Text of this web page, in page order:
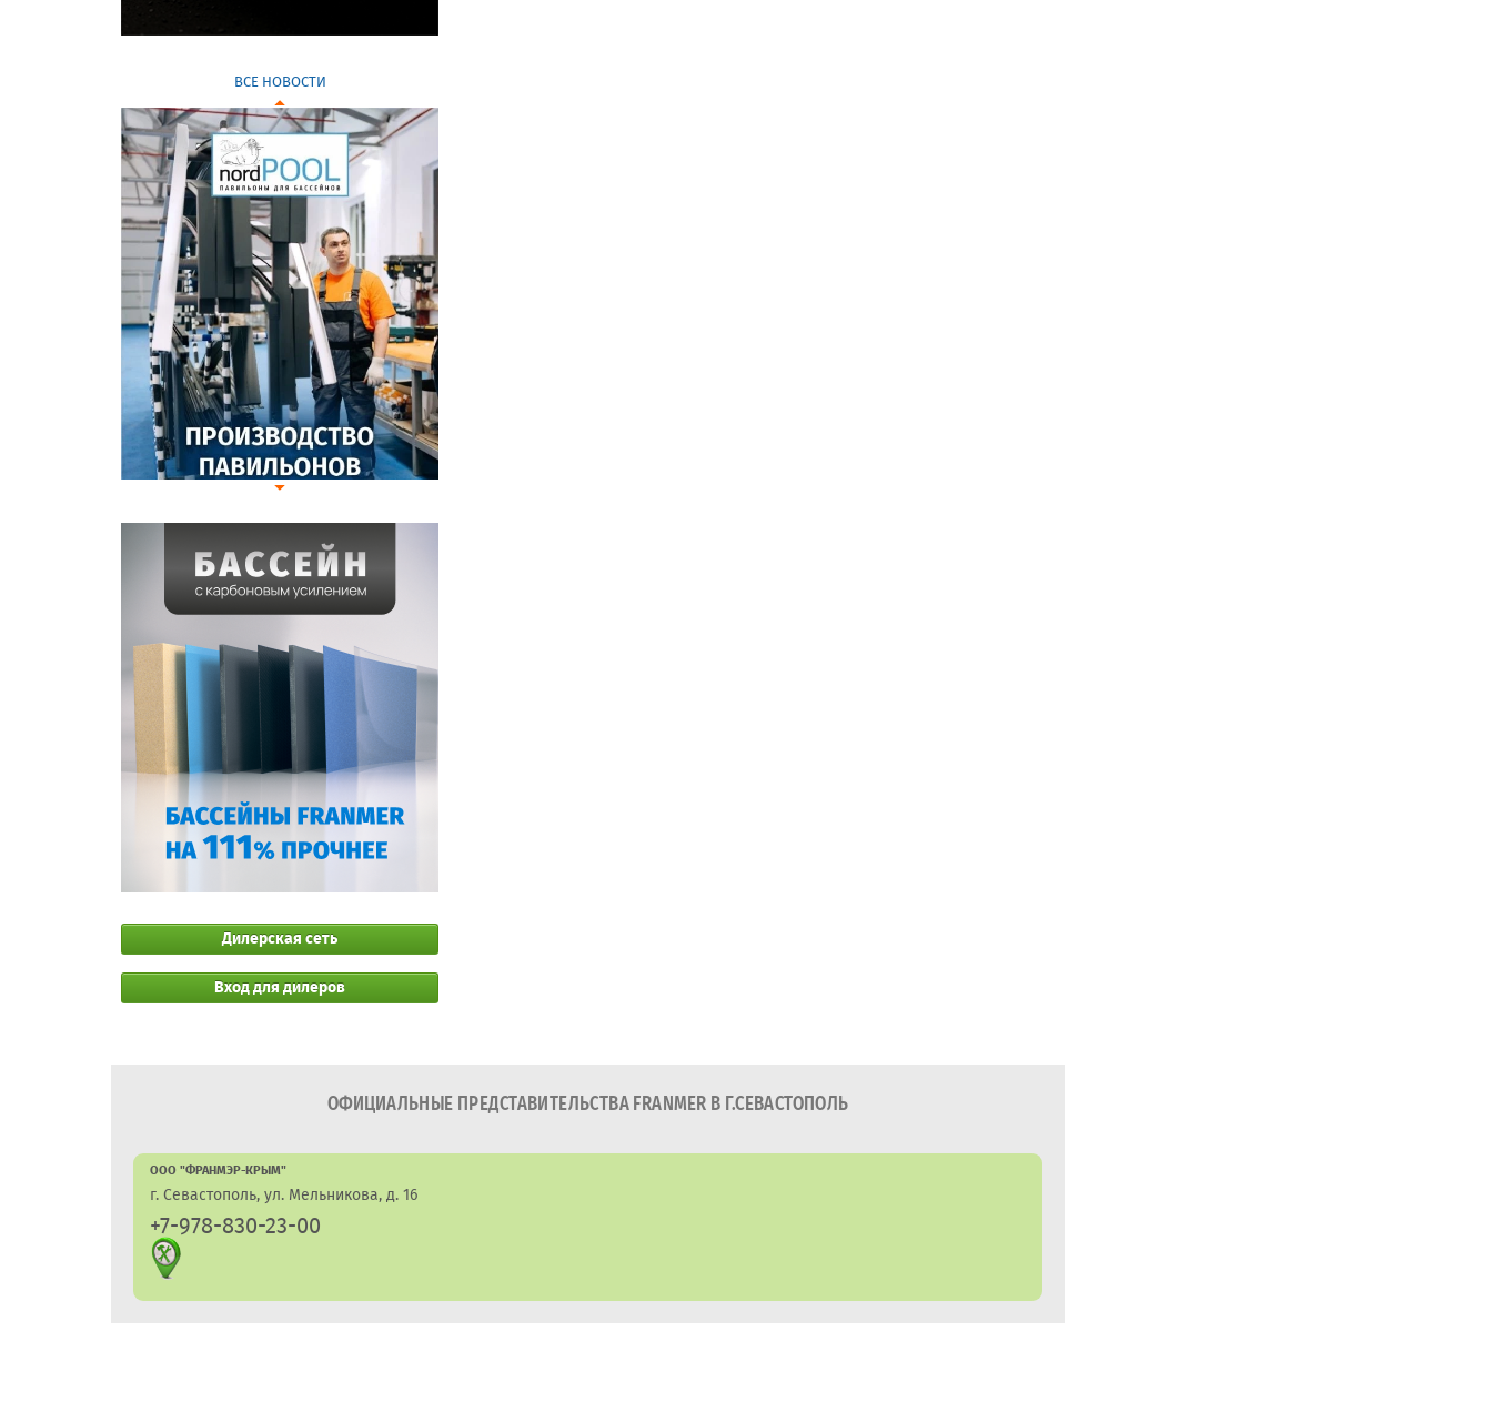
ВСЕ НОВОСТИ
Дилерская сеть
Вход для дилеров
ОФИЦИАЛЬНЫЕ ПРЕДСТАВИТЕЛЬСТВА FRANMER В Г.СЕВАСТОПОЛЬ
ООО "ФРАНМЭР-КРЫМ"
г. Севастополь, ул. Мельникова, д. 16
+7-978-830-23-00